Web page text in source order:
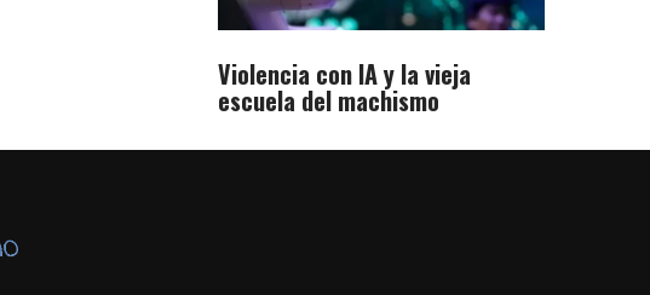
Violencia con IA y la vieja
escuela del machismo